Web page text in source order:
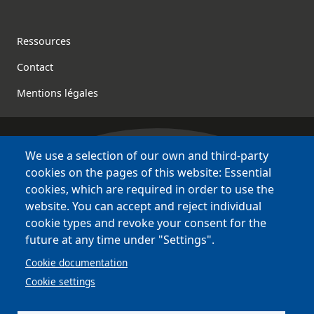
Footer
Ressources
Contact
Mentions légales
Bretagne Culture Diversité
des sites variés !
Sites
BCD
Bazhvalan
Bécédia
BED
PCI
We use a selection of our own and third-party
cookies on the pages of this website: Essential
cookies, which are required in order to use the
website. You can accept and reject individual
cookie types and revoke your consent for the
future at any time under "Settings".
Cookie documentation
Cookie settings